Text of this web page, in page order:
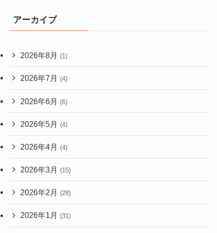
アーカイブ
2026年8月 (1)
2026年7月 (4)
2026年6月 (6)
2026年5月 (4)
2026年4月 (4)
2026年3月 (15)
2026年2月 (28)
2026年1月 (31)